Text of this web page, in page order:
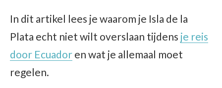
In dit artikel lees je waarom je Isla de la
Plata echt niet wilt overslaan tijdens je reis
door Ecuador en wat je allemaal moet
regelen.